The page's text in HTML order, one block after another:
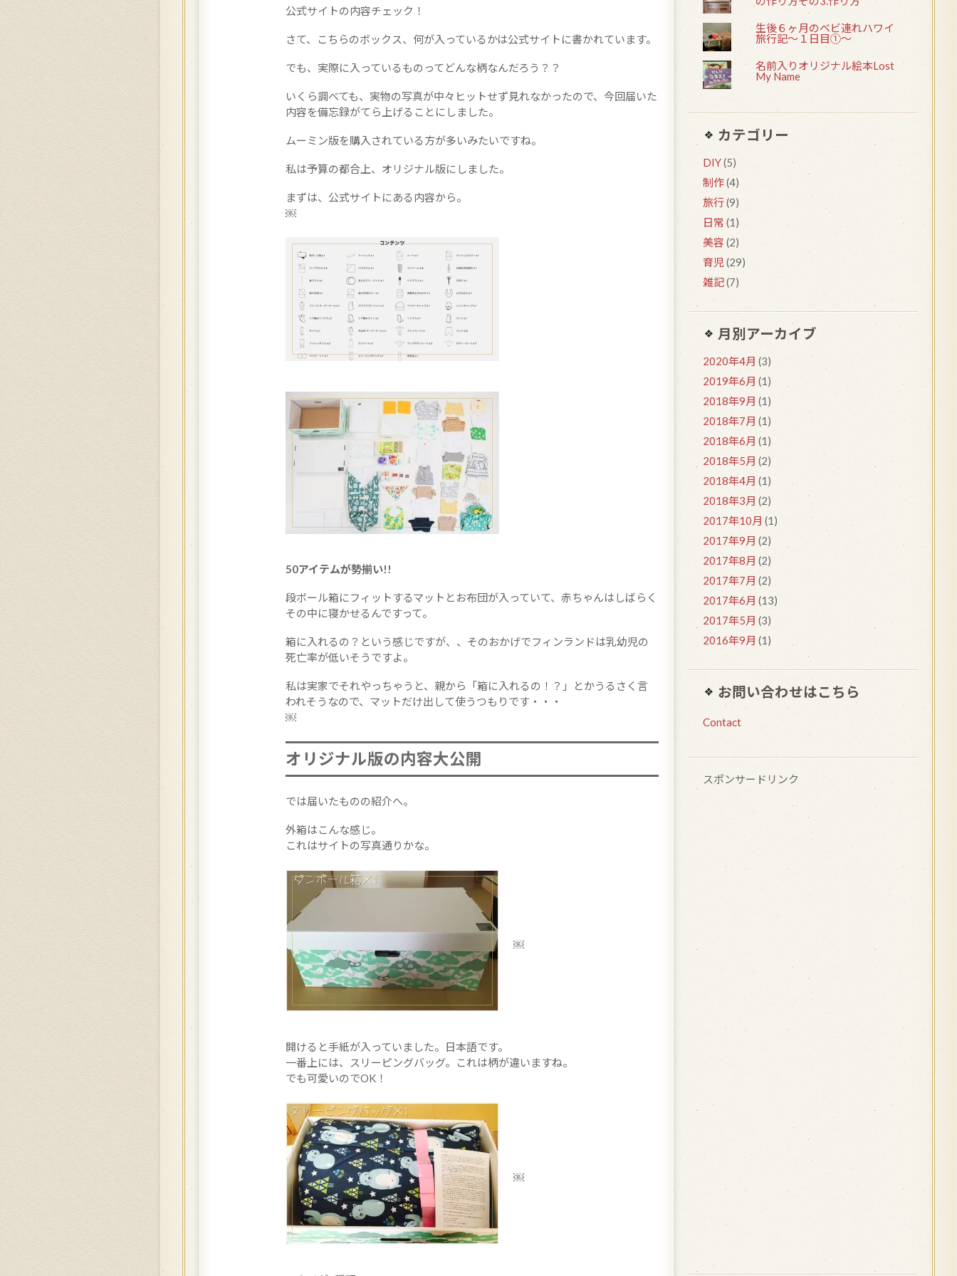
公式サイトの内容チェック！
さて、こちらのボックス、何が入っているかは公式サイトに書かれています。
でも、実際に入っているものってどんな柄なんだろう？？
いくら調べても、実物の写真が中々ヒットせず見れなかったので、今回届いた
内容を備忘録がてら上げることにしました。
ムーミン版を購入されている方が多いみたいですね。
私は予算の都合上、オリジナル版にしました。
まずは、公式サイトにある内容から。
￼
50アイテムが勢揃い!!
段ボール箱にフィットするマットとお布団が入っていて、赤ちゃんはしばらく
その中に寝かせるんですって。
箱に入れるの？という感じですが、、そのおかげでフィンランドは乳幼児の
死亡率が低いそうですよ。
私は実家でそれやっちゃうと、親から「箱に入れるの！？」とかうるさく言
われそうなので、マットだけ出して使うつもりです・・・
￼
オリジナル版の内容大公開
では届いたものの紹介へ。
外箱はこんな感じ。
これはサイトの写真通りかな。
￼
開けると手紙が入っていました。日本語です。
一番上には、スリーピングバッグ。これは柄が違いますね。
でも可愛いのでOK！
￼
生後６ヶ月のベビ連れハワイ
旅行記〜１日目①〜
名前入りオリジナル絵本Lost
My Name
カテゴリー
DIY(5)
制作(4)
旅行(9)
日常(1)
美容 (2)
育児(29)
雑記(7)
月別アーカイブ
2020年4月 (3)
2019年6月 (1)
2018年9月 (1)
2018年7月 (1)
2018年6月 (1)
2018年5月 (2)
2018年4月 (1)
2018年3月 (2)
2017年10月 (1)
2017年9月 (2)
2017年8月 (2)
2017年7月 (2)
2017年6月 (13)
2017年5月 (3)
2016年9月 (1)
お問い合わせはこちら
Contact
スポンサードリンク